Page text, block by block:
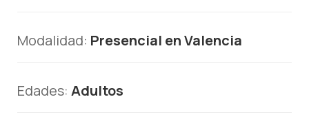
Modalidad: Presencial en Valencia
Edades: Adultos